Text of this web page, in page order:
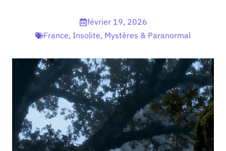
février 19, 2026
France, Insolite, Mystères & Paranormal